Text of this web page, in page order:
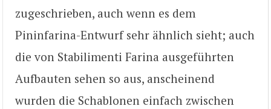
zugeschrieben, auch wenn es dem
Pininfarina-Entwurf sehr ähnlich sieht; auch
die von Stabilimenti Farina ausgeführten
Aufbauten sehen so aus, anscheinend
wurden die Schablonen einfach zwischen